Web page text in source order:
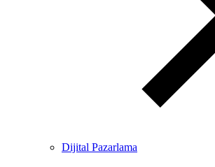
Dijital Pazarlama